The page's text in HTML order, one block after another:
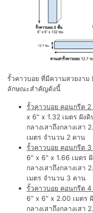
รั้วคาวบอย ที่มีความสวยงา
ลักษณะสำคัญดังนี้
รั้วคาวบอย คอนกรีต
x 6" x 1.32 เมตร ฝัง
กลางเสาถึงกลางเส
เมตร จำนวน 2 คาน
รั้วคาวบอย คอนกรีต
6" x 6" x 1.66 เมตร
กลางเสาถึงกลางเส
เมตร จำนวน 3 คาน
รั้วคาวบอย คอนกรีต
6" x 6" x 2.00 เมตร
กลางเสาถึงกลางเส